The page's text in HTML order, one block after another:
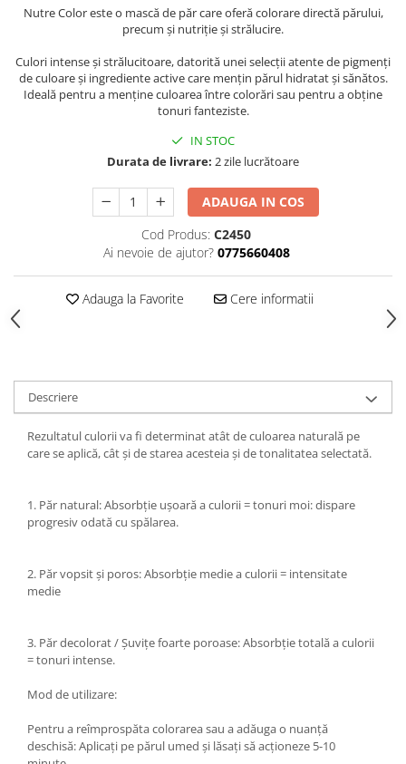
Nutre Color este o mască de păr care oferă colorare directă părului,
precum și nutriție și strălucire.
Culori intense și strălucitoare, datorită unei selecții atente de pigmenți
de culoare și ingrediente active care mențin părul hidratat și sănătos.
Ideală pentru a menține culoarea între colorări sau pentru a obține
tonuri fanteziste.
IN STOC
Durata de livrare: 2 zile lucrătoare
ADAUGA IN COS
Cod Produs: C2450
Ai nevoie de ajutor? 0775660408
Adauga la Favorite Cere informatii
Descriere
Rezultatul culorii va fi determinat atât de culoarea naturală pe
care se aplică, cât și de starea acesteia și de tonalitatea selectată.
1. Păr natural: Absorbție ușoară a culorii = tonuri moi: dispare
progresiv odată cu spălarea.
2. Păr vopsit și poros: Absorbție medie a culorii = intensitate
medie
3. Păr decolorat / Șuvițe foarte poroase: Absorbție totală a culorii
= tonuri intense.
Mod de utilizare:
Pentru a reîmprospăta colorarea sau a adăuga o nuanță
deschisă: Aplicați pe părul umed și lăsați să acționeze 5-10